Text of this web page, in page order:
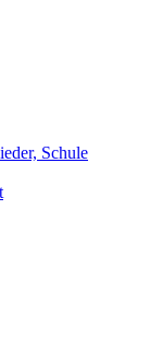
Schule